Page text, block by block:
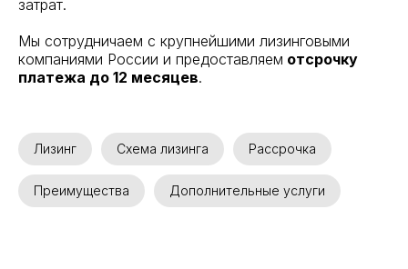
затрат.
Мы сотрудничаем с крупнейшими лизинговыми
компаниями России и предоставляем отсрочку
платежа до 12 месяцев.
Лизинг Схема лизинга Рассрочка
Преимущества Дополнительные услуги